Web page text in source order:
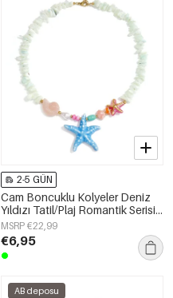
2-5 GÜN
Cam Boncuklu Kolyeler Deniz
Yıldızı Tatil/Plaj Romantik Serisi
Kadın Takıları
MSRP €22,99
€6,95
AB deposu